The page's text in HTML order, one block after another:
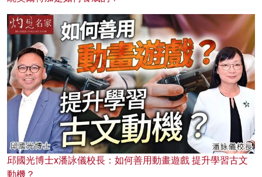
邱國光博士x潘詠儀校長：如何善用動畫遊戲 提升學習古文
動機？